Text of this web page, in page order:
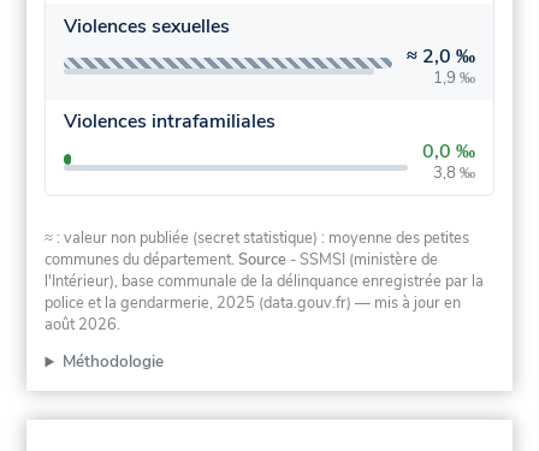
Violences sexuelles
≈ 2,0 ‰
1,9 ‰
Violences intrafamiliales
0,0 ‰
3,8 ‰
≈ : valeur non publiée (secret statistique) : moyenne des petites
communes du département.Source - SSMSI (ministère de
l'Intérieur), base communale de la délinquance enregistrée par la
police et la gendarmerie, 2025 (data.gouv.fr) — mis à jour en
août 2026.
Méthodologie